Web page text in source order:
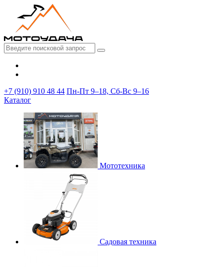
+7 (910) 910 48 44 Пн-Пт 9–18, Сб-Вс 9–16
Каталог
Мототехника
Садовая техника